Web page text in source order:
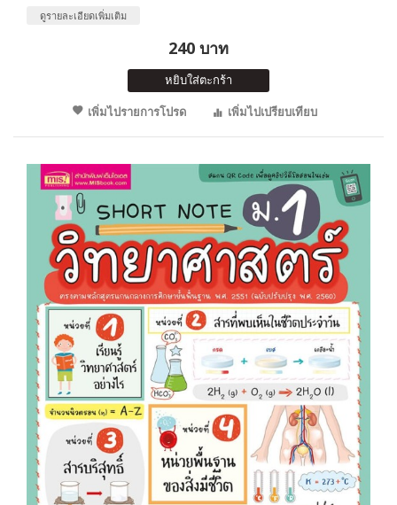
ดูรายละเอียดเพิ่มเติม
240 บาท
หยิบใส่ตะกร้า
เพิ่มไปรายการโปรด
เพิ่มไปเปรียบเทียบ